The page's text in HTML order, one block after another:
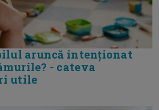
aruncă intenționat
- cateva
utile